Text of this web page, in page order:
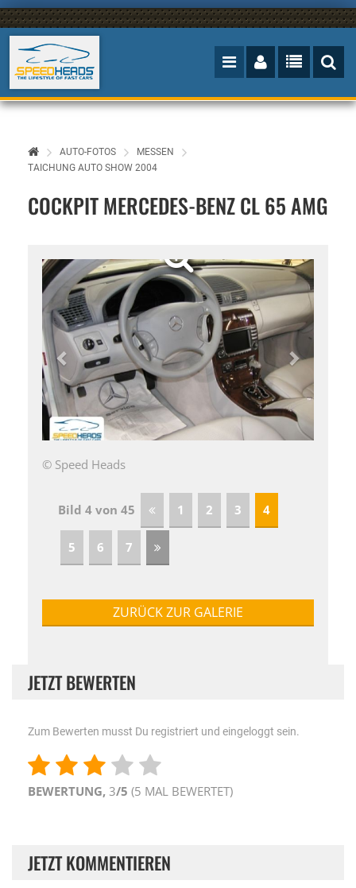
AUTO-FOTOS
MESSEN
TAICHUNG AUTO SHOW 2004
COCKPIT MERCEDES-BENZ CL 65 AMG
© Speed Heads
Bild 4 von 45 1 2 3 4
5 6 7
ZURÜCK ZUR GALERIE
JETZT BEWERTEN
Zum Bewerten musst Du registriert und eingeloggt sein.
BEWERTUNG, 3/5 (5 MAL BEWERTET)
JETZT KOMMENTIEREN